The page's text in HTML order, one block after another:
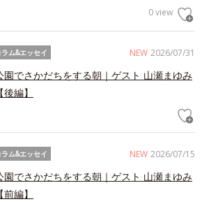
0 view
NEW 2026/07/31
ラム&エッセイ
園でさかだちをする朝｜ゲスト 山瀬まゆみ
【後編】
NEW 2026/07/15
ラム&エッセイ
園でさかだちをする朝｜ゲスト 山瀬まゆみ
【前編】